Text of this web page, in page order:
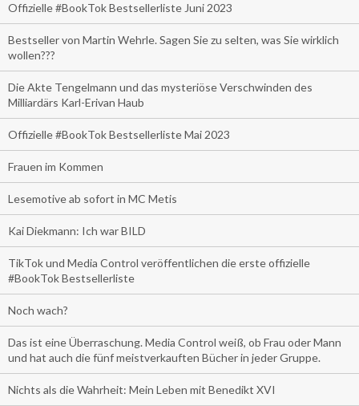
Offizielle #BookTok Bestsellerliste Juni 2023
Bestseller von Martin Wehrle. Sagen Sie zu selten, was Sie wirklich
wollen???
Die Akte Tengelmann und das mysteriöse Verschwinden des
Milliardärs Karl-Erivan Haub
Offizielle #BookTok Bestsellerliste Mai 2023
Frauen im Kommen
Lesemotive ab sofort in MC Metis
Kai Diekmann: Ich war BILD
TikTok und Media Control veröffentlichen die erste offizielle
#BookTok Bestsellerliste
Noch wach?
Das ist eine Überraschung. Media Control weiß, ob Frau oder Mann
und hat auch die fünf meistverkauften Bücher in jeder Gruppe.
Nichts als die Wahrheit: Mein Leben mit Benedikt XVI